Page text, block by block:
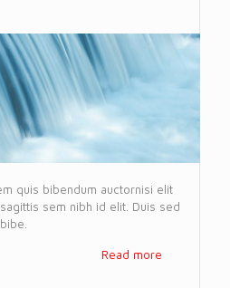
quis bibendum auctornisi elit
sem nibh id elit. Duis sed
Read more